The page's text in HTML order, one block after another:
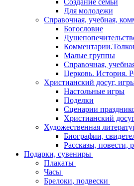
Создание семьи
Для молодежи
Справочная, учебная,
Богословие
Малые группы
Справочная,
Церковь. История.
Христианский досуг,
Настольные игры
Поделки
Сценарии
Христианский
Художественная
Биографии,
Рассказы, повести,
Подарки, сувениры
Плакаты
Часы
Брелоки, подвески